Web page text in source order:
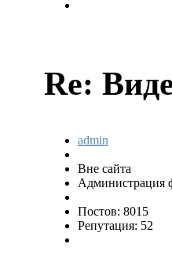
Re:
admin
Вне сайта
Администрация
Постов: 8015
Репутация: 52